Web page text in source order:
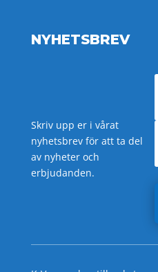
NYHETSBREV
Skriv upp er i vårat
nyhetsbrev för att ta del
av nyheter och
erbjudanden.